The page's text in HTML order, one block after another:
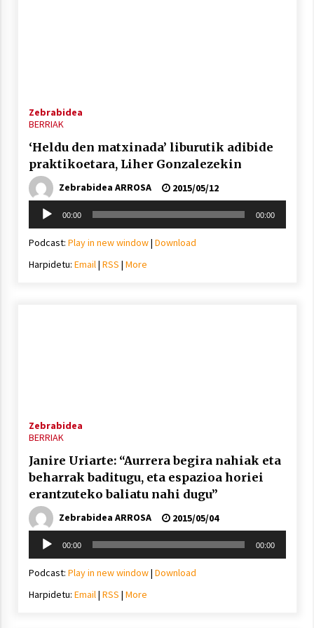
Zebrabidea
BERRIAK
‘Heldu den matxinada’ liburutik adibide
praktikoetara, Liher Gonzalezekin
Zebrabidea ARROSA
2015/05/12
Soinu
erreproduzigailua
00:00 00:00
Podcast: Play in new window| Download
Harpidetu: Email| RSS | More
Zebrabidea
BERRIAK
Janire Uriarte: “Aurrera begira nahiak eta
beharrak baditugu, eta espazioa horiei
erantzuteko baliatu nahi dugu”
Zebrabidea ARROSA
2015/05/04
Soinu
erreproduzigailua
00:00 00:00
Podcast: Play in new window| Download
Harpidetu: Email| RSS | More